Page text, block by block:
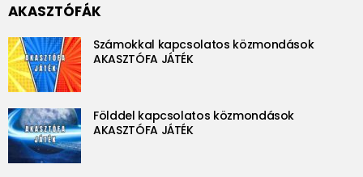
AKASZTÓFÁK
Számokkal kapcsolatos közmondások
AKASZTÓFA JÁTÉK
Földdel kapcsolatos közmondások
AKASZTÓFA JÁTÉK